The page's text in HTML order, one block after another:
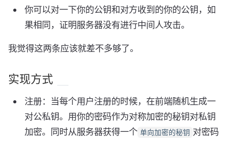
你可以对一下你的公钥和对方收到的你的公钥，如
果相同，证明服务器没有进行中间人攻击。
我觉得这两条应该就差不多够了。
实现方式
注册：当每个用户注册的时候，在前端随机生成一
对公私钥。用你的密码作为对称加密的秘钥对私钥
加密。同时从服务器获得一个 单向加密的秘钥 对密码